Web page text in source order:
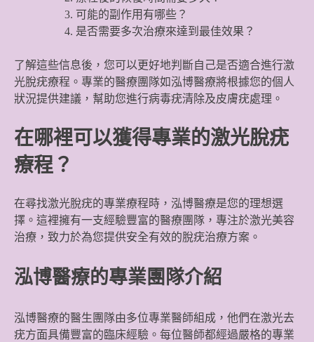
可能的副作用有哪些？
是否需要多次治療來達到最佳效果？
了解這些信息後，您可以更好地判斷自己是否適合進行激
光脫疣療程。專業的醫療團隊如泓博醫療將根據您的個人
狀況提供建議，幫助您進行病毒疣清除及皮膚疣處理。
在哪裡可以獲得專業的激光脫疣
療程？
在尋找激光脫疣的專業療程時，泓博醫療是您的理想選
擇。這裡擁有一支經驗豐富的醫療團隊，專注於激光美容
治療，致力於為您提供安全有效的脫疣治療方案。
泓博醫療的專業團隊介紹
泓博醫療的醫生團隊由多位專業醫師組成，他們在激光去
疣方面具備豐富的臨床經驗。每位醫師都經過嚴格的專業